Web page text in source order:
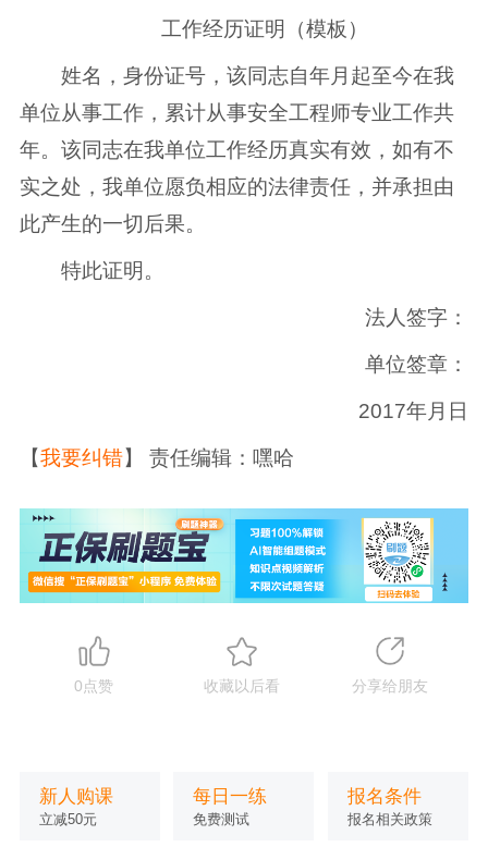
工作经历证明（模板）
姓名，身份证号，该同志自年月起至今在我
单位从事工作，累计从事安全工程师专业工作共
年。该同志在我单位工作经历真实有效，如有不
实之处，我单位愿负相应的法律责任，并承担由
此产生的一切后果。
特此证明。
法人签字：
单位签章：
2017年月日
【我要纠错】 责任编辑：嘿哈
0点赞 收藏以后看 分享给朋友
新人购课
立减50元
每日一练
免费测试
报名条件
报名相关政策